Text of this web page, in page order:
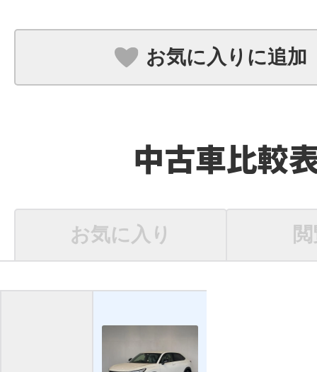
お気に入りに追加
中古車比較
お気に入り